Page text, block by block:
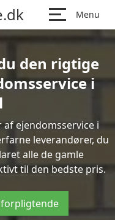
Menu
den rigtige
i
ejendomsservice i
leverandører, du
alle de gamle
til den bedste pris.